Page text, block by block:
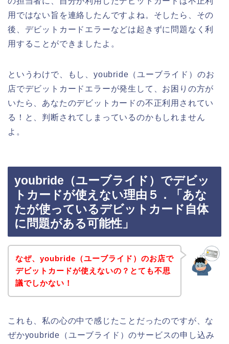
用ではない旨を連絡したんですよね。そしたら、その
後、デビットカードエラーなどは起きずに問題なく利
用することができましたよ。
というわけで、もし、youbride（ユーブライド）のお
店でデビットカードエラーが発生して、お困りの方が
いたら、あなたのデビットカードの不正利用されてい
る！と、判断されてしまっているのかもしれません
よ。
youbride（ユーブライド）でデビッ
トカードが使えない理由５．「あな
たが使っているデビットカード自体
に問題がある可能性」
なぜ、youbride（ユーブライド）のお店で
デビットカードが使えないの？とても不思
議でしかない！
これも、私の心の中で感じたことだったのですが、な
ぜかyoubride（ユーブライド）のサービスの申し込み